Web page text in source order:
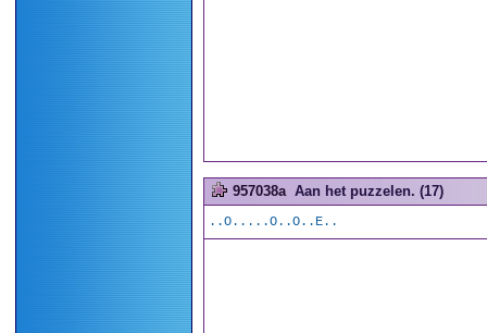
957038a Aan het puzzelen. (17)
..O.....O..O..E..